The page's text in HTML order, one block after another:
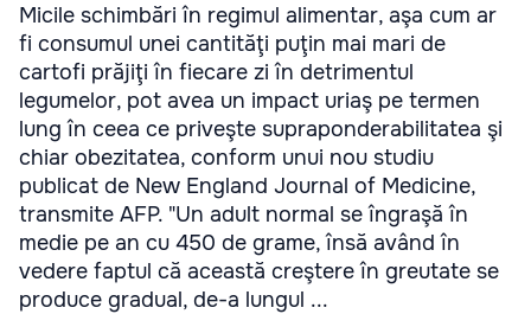
Micile schimbări în regimul alimentar, aşa cum ar
fi consumul unei cantităţi puţin mai mari de
cartofi prăjiţi în fiecare zi în detrimentul
legumelor, pot avea un impact uriaş pe termen
lung în ceea ce priveşte supraponderabilitatea şi
chiar obezitatea, conform unui nou studiu
publicat de New England Journal of Medicine,
transmite AFP. "Un adult normal se îngraşă în
medie pe an cu 450 de grame, însă având în
vedere faptul că această creştere în greutate se
produce gradual, de-a lungul ...